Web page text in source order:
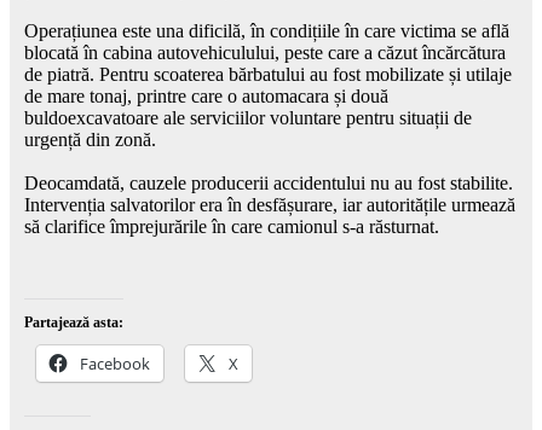
Operațiunea este una dificilă, în condițiile în care victima se află
blocată în cabina autovehiculului, peste care a căzut încărcătura
de piatră. Pentru scoaterea bărbatului au fost mobilizate și utilaje
de mare tonaj, printre care o automacara și două
buldoexcavatoare ale serviciilor voluntare pentru situații de
urgență din zonă.
Deocamdată, cauzele producerii accidentului nu au fost stabilite.
Intervenția salvatorilor era în desfășurare, iar autoritățile urmează
să clarifice împrejurările în care camionul s-a răsturnat.
Partajează asta:
Facebook X